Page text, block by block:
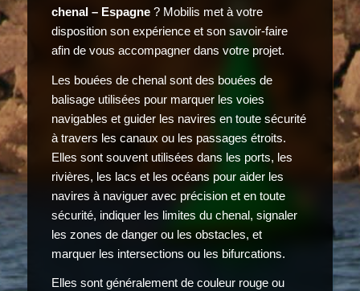
chenal – Espagne? Mobilis met à votre
disposition son expérience et son savoir-faire
afin de vous accompagner dans votre projet.
Les bouées de chenal sont des bouées de
balisage utilisées pour marquer les voies
navigables et guider les navires en toute sécurité
à travers les canaux ou les passages étroits.
Elles sont souvent utilisées dans les ports, les
rivières, les lacs et les océans pour aider les
navires à naviguer avec précision et en toute
sécurité, indiquer les limites du chenal, signaler
les zones de danger ou les obstacles, et
marquer les intersections ou les bifurcations.
Elles sont généralement de couleur rouge ou